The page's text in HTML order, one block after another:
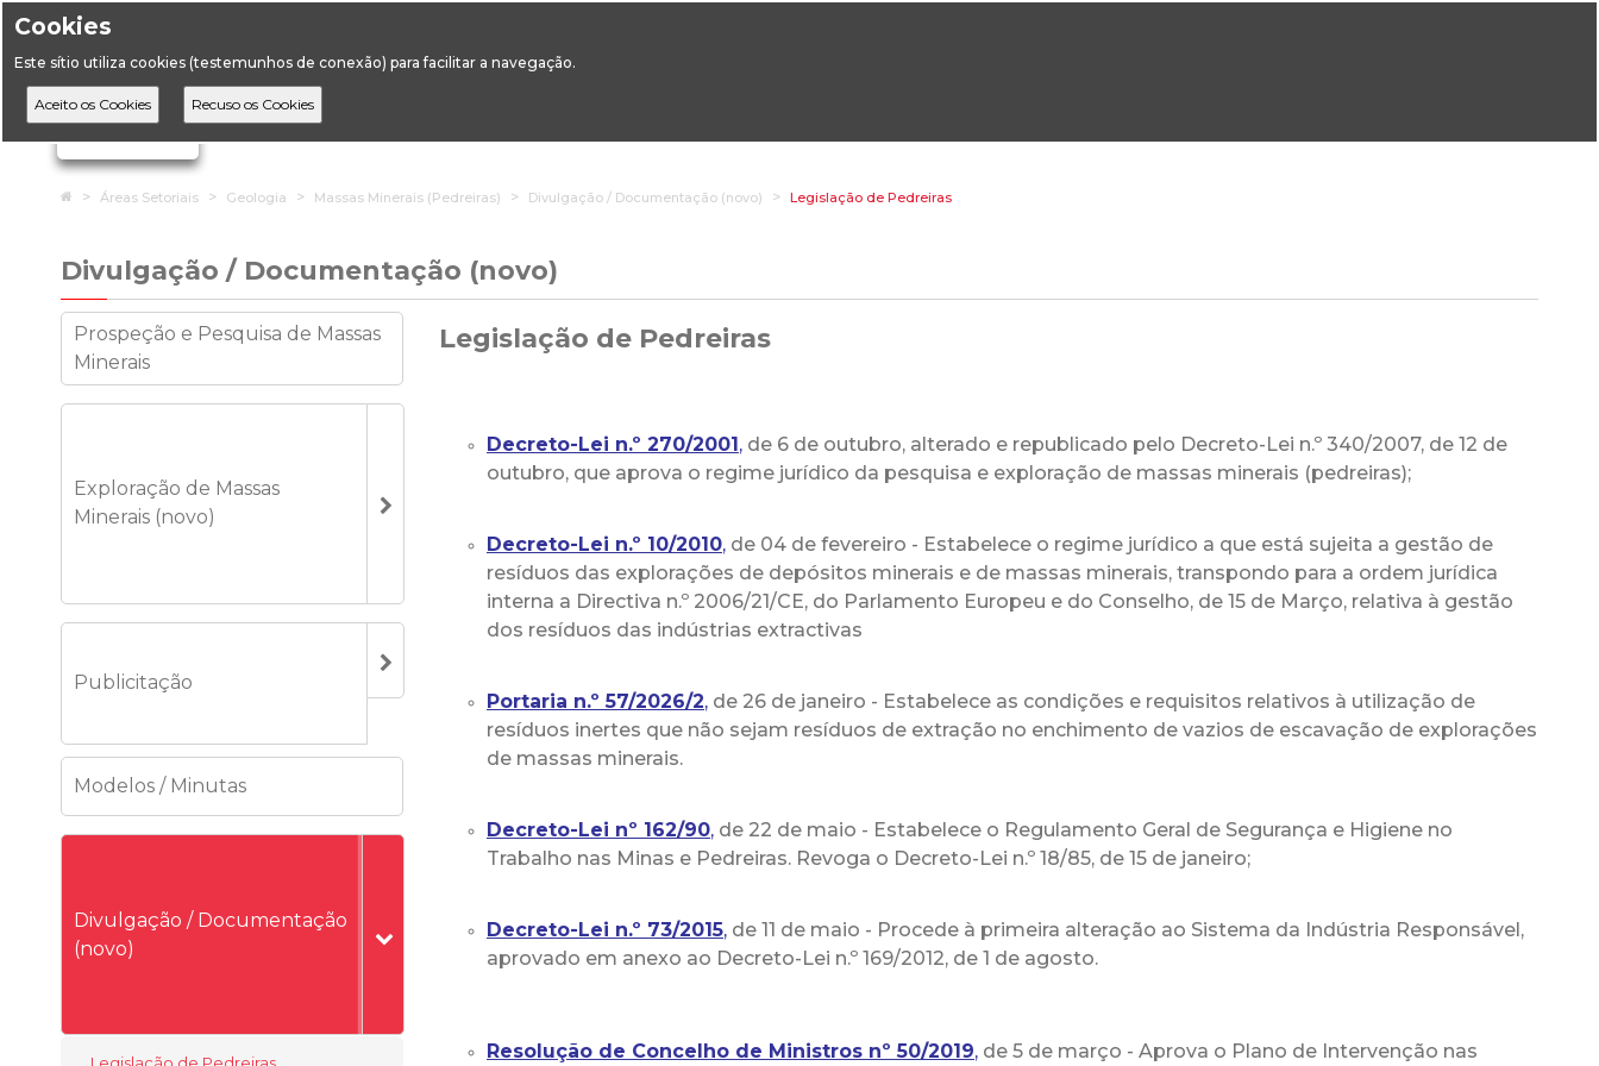
Cookies
Este sítio utiliza cookies (testemunhos de conexão) para facilitar a navegação.
Ignorar links de navegação
HomeÁreas Setoriais Geologia Massas Minerais (Pedreiras) Divulgação / Documentação (novo) Legislação de Pedreiras
Divulgação / Documentação (novo)
Prospeção e Pesquisa de Massas
Minerais
Exploração de Massas
Minerais (novo)
Publicitação
Modelos / Minutas
Divulgação / Documentação
(novo)
Legislação de Pedreiras
Decreto-Lei n.º 270/2001, de 6 de outubro, alterado e republicado pelo Decreto-Lei n.º 340/2007, de 12 de
outubro, que aprova o regime jurídico da pesquisa e exploração de massas minerais (pedreiras);
Decreto-Lei n.º 10/2010, de 04 de fevereiro - Estabelece o regime jurídico a que está sujeita a gestão de
resíduos das explorações de depósitos minerais e de massas minerais, transpondo para a ordem jurídica
interna a Directiva n.º 2006/21/CE, do Parlamento Europeu e do Conselho, de 15 de Março, relativa à gestão
dos resíduos das indústrias extractivas
Portaria n.º 57/2026/2, de 26 de janeiro - Estabelece as condições e requisitos relativos à utilização de
resíduos inertes que não sejam resíduos de extração no enchimento de vazios de escavação de explorações
de massas minerais.
Decreto-Lei nº 162/90, de 22 de maio - Estabelece o Regulamento Geral de Segurança e Higiene no
Trabalho nas Minas e Pedreiras. Revoga o Decreto-Lei n.º 18/85, de 15 de janeiro;
Decreto-Lei n.º 73/2015, de 11 de maio - Procede à primeira alteração ao Sistema da Indústria Responsável,
aprovado em anexo ao Decreto-Lei n.º 169/2012, de 1 de agosto.
Resolução de Concelho de Ministros nº 50/2019, de 5 de março - Aprova o Plano de Intervenção nas